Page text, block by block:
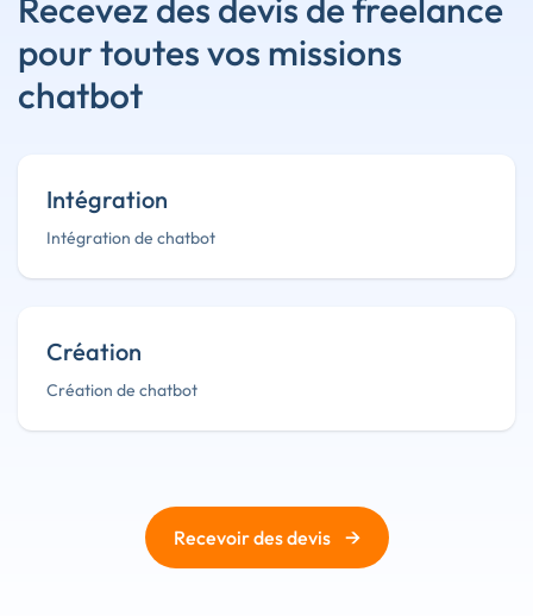
Recevez des devis de freelance
pour toutes vos missions
chatbot
Intégration
Intégration de chatbot
Création
Création de chatbot
Recevoir des devis →